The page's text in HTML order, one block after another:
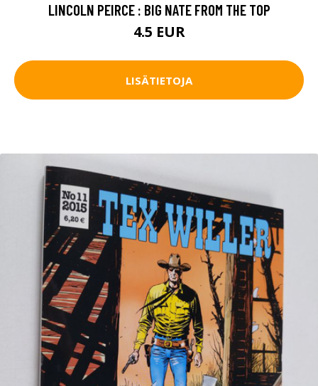
LINCOLN PEIRCE : BIG NATE FROM THE TOP
4.5 EUR
LISÄTIETOJA